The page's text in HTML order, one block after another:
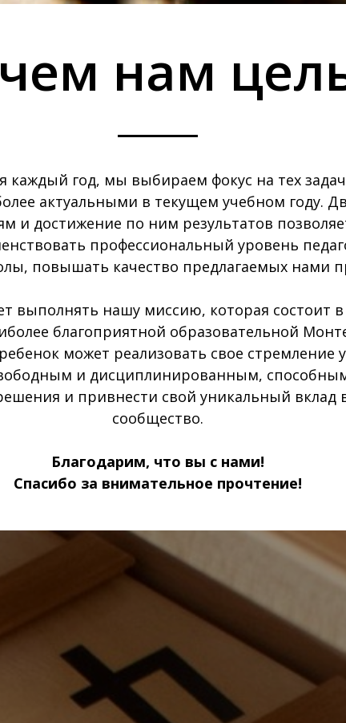
нам
каждый год, мы выбираем фокус на тех
актуальными в текущем учебном году.
и достижение по ним результатов
профессиональный уровень
повышать качество предлагаемых нами
выполнять нашу миссию, которая состоит
благоприятной образовательной
может реализовать свое стремление
и дисциплинированным,
и привнести свой уникальный вклад
сообщество.
Благодарим, что вы с нами!
Спасибо за внимательное прочтение!